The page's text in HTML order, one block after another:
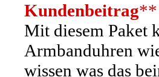
Kundenbeitrag**
Mit diesem Paket
Armbanduhren
wissen was das